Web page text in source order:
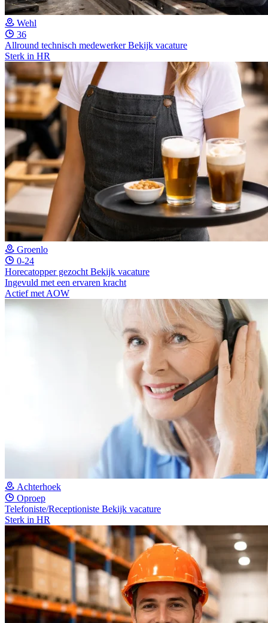
Wehl
36
Allround technisch medewerker Bekijk vacature
Sterk in HR
Groenlo
0-24
Horecatopper gezocht Bekijk vacature
Ingevuld met een ervaren kracht
Actief met AOW
Achterhoek
Oproep
Telefoniste/Receptioniste Bekijk vacature
Sterk in HR